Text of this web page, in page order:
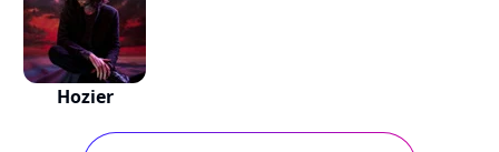
Hozier